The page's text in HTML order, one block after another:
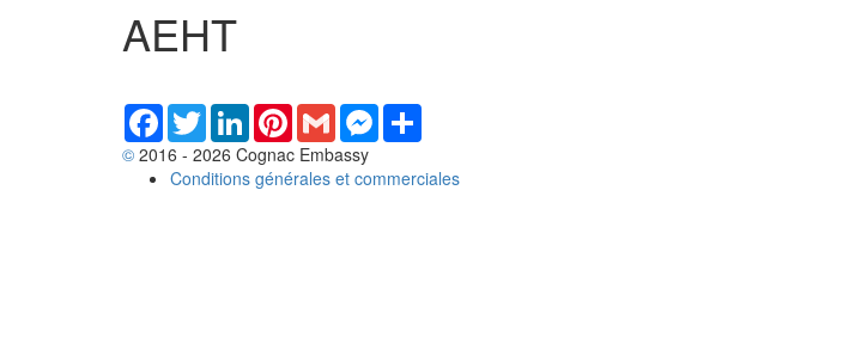
AEHT
Facebook
TwitterLinkedInPinterestGmail Messenger
© 2016 - 2026 Cognac Embassy
Conditions générales et commerciales